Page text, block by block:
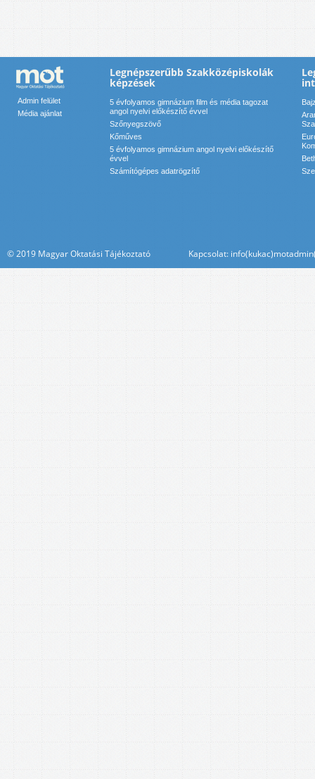
Admin felület
Média ajánlat
Legnépszerűbb Szakközépiskolák
képzések
5 évfolyamos gimnázium film és média tagozat
angol nyelvi előkészítő évvel
Szőnyegszövő
Kőműves
5 évfolyamos gimnázium angol nyelvi előkészítő
évvel
Számítógépes adatrögzítő
© 2019 Magyar Oktatási Tájékoztató Kapcsolat: